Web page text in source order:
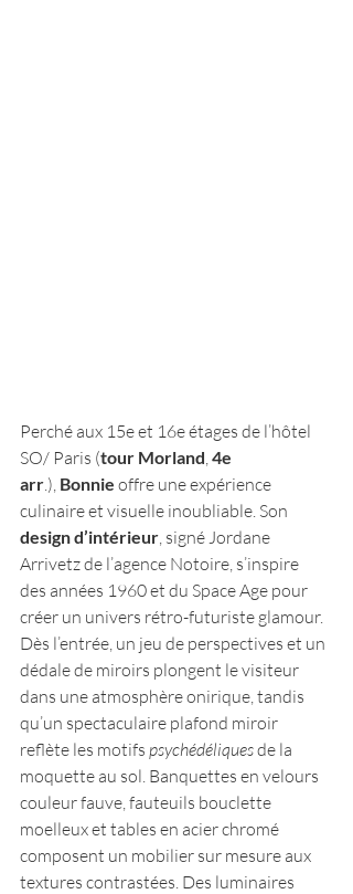
Perché aux 15e et 16e étages de l’hôtel
SO/ Paris (tour Morland 4e
arr .), Bonnie offre une expérience
culinaire et visuelle inoubliable. Son
design d’intérieur , signé Jordane
Arrivetz de l’agence Notoire, s’inspire
des années 1960 et du Space Age pour
créer un univers rétro-futuriste glamour​.
Dès l’entrée, un jeu de perspectives et un
dédale de miroirs plongent le visiteur
dans une atmosphère onirique, tandis
qu’un spectaculaire plafond miroir
reflète les motifs psychédéliques de la
moquette au sol​. Banquettes en velours
couleur fauve, fauteuils bouclette
moelleux et tables en acier chromé
composent un mobilier sur mesure aux
textures contrastées. Des luminaires